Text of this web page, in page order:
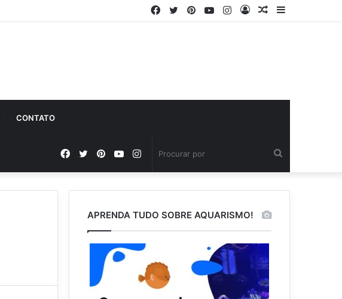
Barra
Artigo
Entrar
Instagram
YouTube
Pinterest
Twitter
Facebook
CONTATO
por
Instagram
YouTube
Pinterest
Twitter
Facebook
APRENDA TUDO SOBRE AQUARISMO!